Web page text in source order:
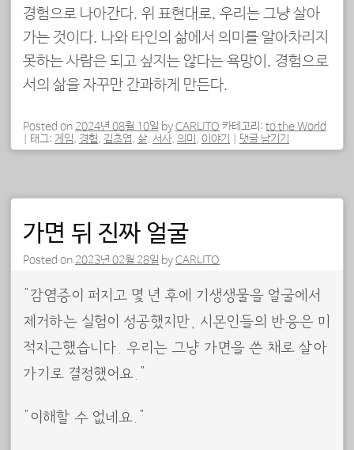
경험으로 나아간다. 위 표현대로, 우리는 그냥 살아
가는 것이다. 나와 타인의 삶에서 의미를 알아차리지
못하는 사람은 되고 싶지는 않다는 욕망이, 경험으로
서의 삶을 자꾸만 간과하게 만든다.
Posted on 2024년 08월 10일 byCARLITO 카테고리: to the World
태그: 게임, 경험, 김초엽, 삶, 서사, 의미 , 이야기 댓글 남기기
가면 뒤 진짜 얼굴
Posted on 2023년 02월 28일 byCARLITO
“감염증이 퍼지고 몇 년 후에 기생생물을 얼굴에서
제거하는 실험이 성공했지만, 시몬인들의 반응은 미
적지근했습니다. 우리는 그냥 가면을 쓴 채로 살아
가기로 결정했어요.”
“이해할 수 없네요.”